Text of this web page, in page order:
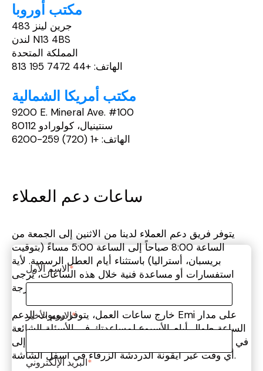
مكتب أوروبا
483 جرين لينز
لندن N13 4BS
المملكة المتحدة
الهاتف: +44 7472 195 813
مكتب أمريكا الشمالية
9200 E. Mineral Ave. #100
سنتينيال، كولورادو 80112
الهاتف: +1 (720) 259-6200
ساعات دعم العملاء
يتوفر فريق دعم العملاء لدينا من الاثنين إلى الجمعة من
الساعة 8:00 صباحاً إلى الساعة 5:00 مساءً (بتوقيت
بريسبان، أستراليا) باستثناء أيام العطل الرسمية. لأية
استفسارات أو مساعدة فنية خلال هذه الساعات، يُرجى
خارج ساعات العمل، يتوفر روبوت الدعم Emi على مدار
الساعة طوال أيام الأسبوع لمساعدتك في الأسئلة الشائعة
وإرشادك إلى الموارد المفيدة. يمكنك الوصول إلى Emi في
أي وقت عبر أيقونة الدردشة الزرقاء في أسفل الشاشة.
الاسم الأول*
الاسم الأخير*
البريد الإلكتروني*